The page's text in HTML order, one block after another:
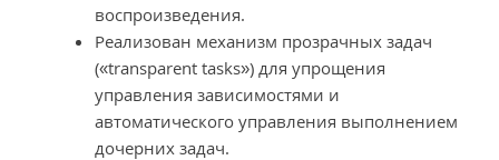
воспроизведения.
Реализован механизм прозрачных задач
(«transparent tasks») для упрощения
управления зависимостями и
автоматического управления выполнением
дочерних задач.